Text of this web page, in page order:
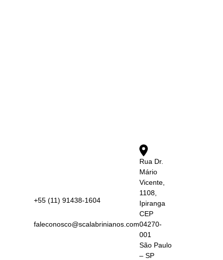
+55 (11) 91438-1604
faleconosco@scalabrinianos.com
Rua Dr.
Mário
Vicente,
1108,
Ipiranga
CEP
04270-
001
São Paulo
– SP